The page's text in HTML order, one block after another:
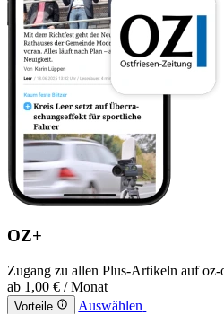
OZ+
Zugang zu allen Plus-Artikeln auf
ab 1,00 € / Monat
Vorteile Auswählen